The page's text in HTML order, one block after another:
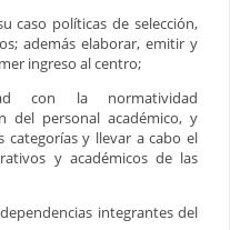
caso políticas de selección,
además elaborar, emitir y
ingreso al centro;
con la normatividad
del personal académico, y
categorías y llevar a cabo el
y académicos de las
integrantes del